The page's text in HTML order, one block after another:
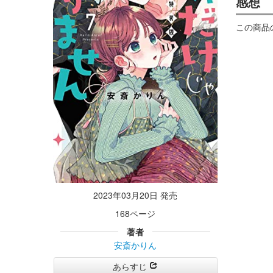
2023年03月20日 発売
168ページ
著者
安斎かりん
あらすじ
この商品